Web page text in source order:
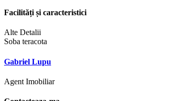
Facilități și caracteristici
Alte Detalii
Soba teracota
Gabriel Lupu
Agent Imobiliar